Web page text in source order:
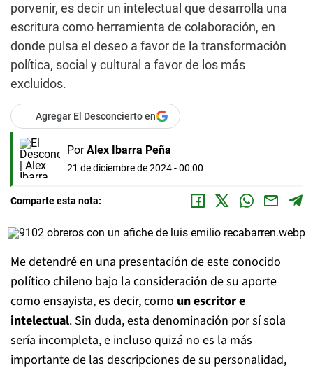
porvenir, es decir un intelectual que desarrolla una
escritura como herramienta de colaboración, en
donde pulsa el deseo a favor de la transformación
política, social y cultural a favor de los más
excluidos.
Agregar El Desconcierto en
Por Alex Ibarra Peña
21 de diciembre de 2024 - 00:00
Comparte esta nota:
Me detendré en una presentación de este conocido
político chileno bajo la consideración de su aporte
como ensayista, es decir, como un escritor e
intelectual. Sin duda, esta denominación por sí sola
sería incompleta, e incluso quizá no es la más
importante de las descripciones de su personalidad,